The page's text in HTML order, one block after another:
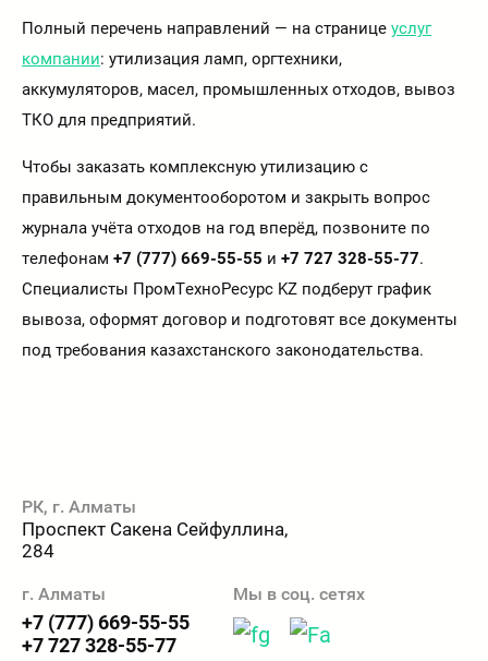
Полный перечень направлений — на странице услуг
компании: утилизация ламп, оргтехники,
аккумуляторов, масел, промышленных отходов, вывоз
ТКО для предприятий.
Чтобы заказать комплексную утилизацию с
правильным документооборотом и закрыть вопрос
журнала учёта отходов на год вперёд, позвоните по
телефонам +7 (777) 669-55-55 и +7 727 328-55-77.
Специалисты ПромТехноРесурс KZ подберут график
вывоза, оформят договор и подготовят все документы
под требования казахстанского законодательства.
РК, г. Алматы
Проспект Сакена Сейфуллина,
284
г. Алматы
+7 (777) 669-55-55
+7 727 328-55-77
Мы в соц. сетях